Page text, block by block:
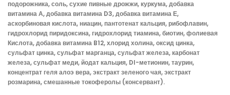
подорожника, соль, сухие пивные дрожжи, куркума, добавка
витамина А, добавка витамина D3, добавка витамина Е,
аскорбиновая кислота, ниацин, пантотенат кальция, рибофлавин,
гидрохлорид пиридоксина, гидрохлорид тиамина, биотин, фолиевая
Кислота, добавка витамина B12, хлорид холина, оксид цинка,
сульфат цинка, сульфат марганца, сульфат железа, карбонат
железа, сульфат меди, йодат кальция, Dl-метионин, таурин,
концентрат геля алоэ вера, экстракт зеленого чая, экстракт
розмарина, смешанные токоферолы (консервант).